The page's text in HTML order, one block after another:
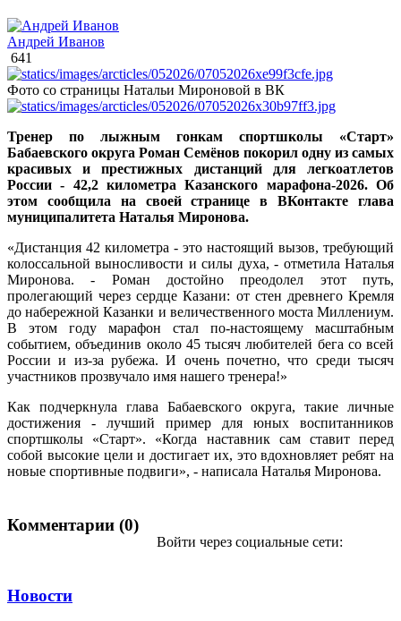
Андрей Иванов
641
Фото со страницы Натальи Мироновой в ВК
Тренер по лыжным гонкам спортшколы «Старт»
Бабаевского округа Роман Семёнов покорил одну из самых
красивых и престижных дистанций для легкоатлетов
России - 42,2 километра Казанского марафона-2026. Об
этом сообщила на своей странице в ВКонтакте глава
муниципалитета Наталья Миронова.
«Дистанция 42 километра - это настоящий вызов, требующий
колоссальной выносливости и силы духа, - отметила Наталья
Миронова. - Роман достойно преодолел этот путь,
пролегающий через сердце Казани: от стен древнего Кремля
до набережной Казанки и величественного моста Миллениум.
В этом году марафон стал по-настоящему масштабным
событием, объединив около 45 тысяч любителей бега со всей
России и из-за рубежа. И очень почетно, что среди тысяч
участников прозвучало имя нашего тренера!»
Как подчеркнула глава Бабаевского округа, такие личные
достижения - лучший пример для юных воспитанников
спортшколы «Старт». «Когда наставник сам ставит перед
собой высокие цели и достигает их, это вдохновляет ребят на
новые спортивные подвиги», - написала Наталья Миронова.
Комментарии (0)
Войти через социальные сети:
Новости